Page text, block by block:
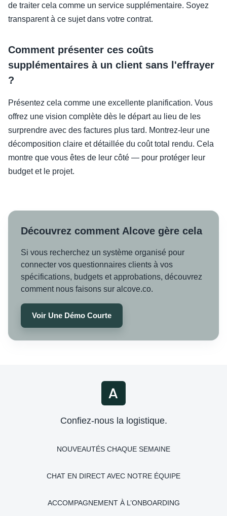
de traiter cela comme un service supplémentaire. Soyez
transparent à ce sujet dans votre contrat.
Comment présenter ces coûts
supplémentaires à un client sans l'effrayer
?
Présentez cela comme une excellente planification. Vous
offrez une vision complète dès le départ au lieu de les
surprendre avec des factures plus tard. Montrez-leur une
décomposition claire et détaillée du coût total rendu. Cela
montre que vous êtes de leur côté — pour protéger leur
budget et le projet.
Découvrez comment Alcove gère cela
Si vous recherchez un système organisé pour
connecter vos questionnaires clients à vos
spécifications, budgets et approbations, découvrez
comment nous faisons sur alcove.co.
Voir Une Démo Courte
Confiez-nous la logistique.
NOUVEAUTÉS CHAQUE SEMAINE
CHAT EN DIRECT AVEC NOTRE ÉQUIPE
ACCOMPAGNEMENT À L’ONBOARDING